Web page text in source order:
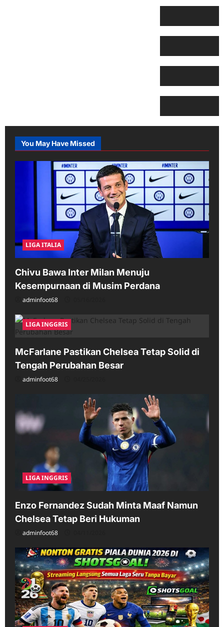
You May Have Missed
LIGA ITALIA
Chivu Bawa Inter Milan Menuju
Kesempurnaan di Musim Perdana
adminfoot68
LIGA INGGRIS
McFarlane Pastikan Chelsea Tetap Solid di
Tengah Perubahan Besar
adminfoot68
LIGA INGGRIS
Enzo Fernandez Sudah Minta Maaf Namun
Chelsea Tetap Beri Hukuman
adminfoot68